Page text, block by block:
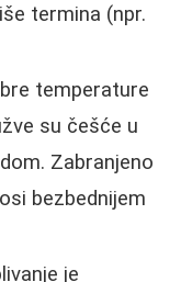
termina (npr.
temperature
su češće u
Zabranjeno
bezbednijem
je